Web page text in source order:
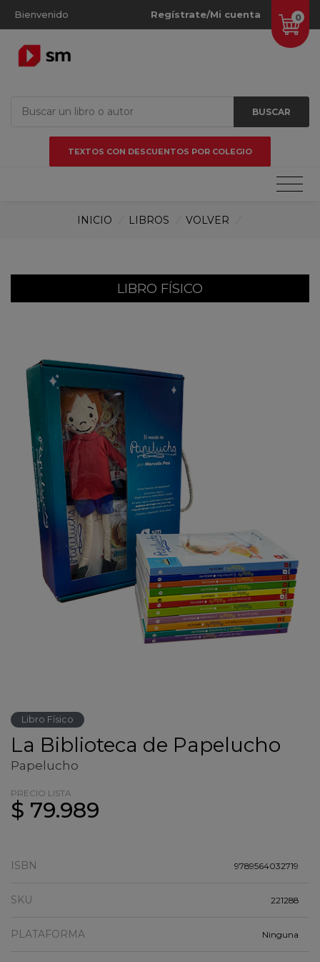
Bienvenido 0
Regístrate/Mi cuenta
BUSCAR
TEXTOS CON DESCUENTOS POR COLEGIO
INICIO LIBROS VOLVER
LIBRO FÍSICO
Libro Físico
La Biblioteca de Papelucho
Papelucho
PRECIO LISTA
$ 79.989
ISBN 9789564032719
SKU 221288
PLATAFORMA Ninguna